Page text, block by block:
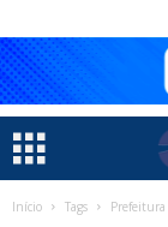
Início Tags